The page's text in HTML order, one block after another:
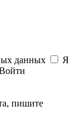
данных
Я
пишите